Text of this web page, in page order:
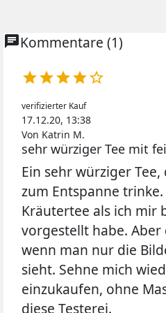
chatKommentare (1)

verifizierter Kauf
17.12.20, 13:38
Von Katrin M.
sehr würziger Tee mit
Ein sehr würziger
zum Entspanne
Kräutertee als ich mir
vorgestellt habe. Aber
wenn man nur die
sieht. Sehne mich
einzukaufen, ohne
diese Testerei.